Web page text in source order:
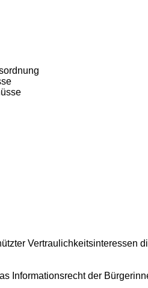
Vertraulichkeitsinteressen
Informationsrecht der